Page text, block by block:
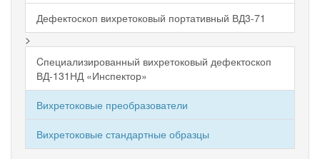
Дефектоскоп вихретоковый портативный ВД3-71
>
Cпециализированный вихретоковый дефектоскоп
ВД-131НД «Инспектор»
Вихретоковые преобразователи
Вихретоковые стандартные образцы